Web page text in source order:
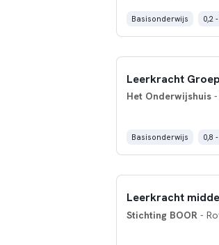
Basisonderwijs 0,2
Leerkracht
Het Onderwijshuis-
Basisonderwijs 0,8
Leerkracht
Stichting BOOR -